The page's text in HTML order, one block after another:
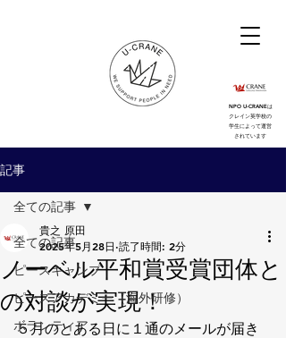
NPO U-CRANEは
クレイン英学校の
学生によって運営
されています
記事
全ての記事
ピースキャンプ
ピースアカデミー（海外研修）
ボランティア
全ての記事
ノーベル平和賞受賞団体と
の対談が実現！
貴之 原田
2025年5月28日 読了時間: 2分
５月のとある日に１通のメールが届き